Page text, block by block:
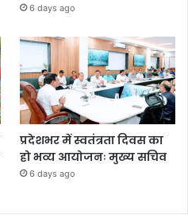
6 days ago
प्रदेशभर में स्वतंत्रता दिवस का
हो भव्य आयोजनः मुख्य सचिव
6 days ago